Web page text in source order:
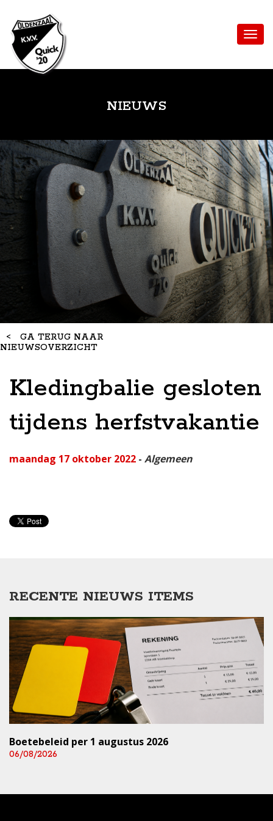
NIEUWS
< GA TERUG NAAR
NIEUWSOVERZICHT
Kledingbalie gesloten
tijdens herfstvakantie
maandag 17 oktober 2022 - Algemeen
RECENTE NIEUWS ITEMS
Boetebeleid per 1 augustus 2026
06/08/2026